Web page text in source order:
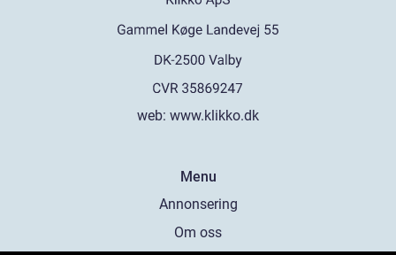
web: www.klikko.dk
Menu
Annonsering
Om oss